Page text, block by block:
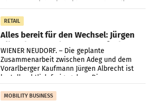
RETAIL
Alles bereit für den Wechsel: Jürgen
Albrecht setzt ab 1.1.2027 auf Adeg
WIENER NEUDORF. – Die geplante
Zusammenarbeit zwischen Adeg und dem
Vorarlberger Kaufmann Jürgen Albrecht ist
kartellrechtlich freigegeben: Die
Bundeswettbewerbsbehörde und der
Bundeskartellanwalt
MOBILITY BUSINESS